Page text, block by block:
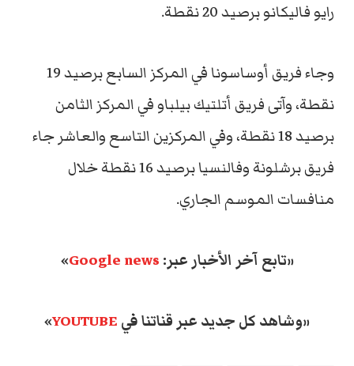
رايو فاليكانو برصيد 20 نقطة.
وجاء فريق أوساسونا في المركز السابع برصيد 19
نقطة، وآتى فريق أتلتيك بيلباو في المركز الثامن
برصيد 18 نقطة، وفي المركزين التاسع والعاشر جاء
فريق برشلونة وفالنسيا برصيد 16 نقطة خلال
منافسات الموسم الجاري.
«تابع آخر الأخبار عبر: Google news
»
«وشاهد كل جديد عبر قناتنا في YOUTUBE
»